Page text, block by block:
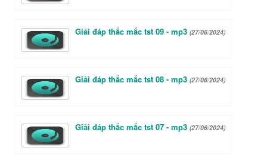
Giải đáp thắc mắc tst 09 - mp3 (27/06/2024)
Giải đáp thắc mắc tst 08 - mp3 (27/06/2024)
Giải đáp thắc mắc tst 07 - mp3 (27/06/2024)